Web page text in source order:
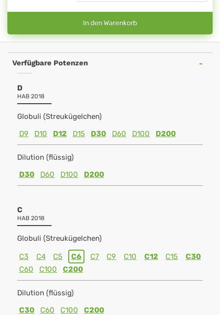
In den Warenkorb
Verfügbare Potenzen
D
HAB 2018
Globuli (Streukügelchen)
D9
D10 D12 D15 D30 D60 D100 D200
Dilution (flüssig)
D30
D60 D100 D200
C
HAB 2018
Globuli (Streukügelchen)
C3 C4 C5 C6 C7 C9 C10 C12 C15
C30
C60
C100 C200
Dilution (flüssig)
C30
C60 C100 C200